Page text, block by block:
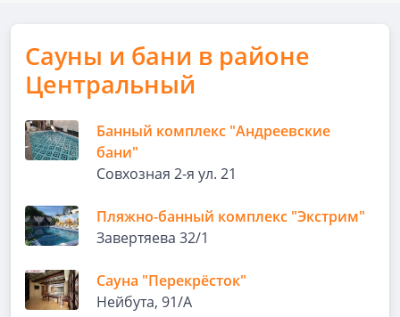
Сауны и бани в районе
Центральный
Банный комплекс "Андреевские
бани"
Совхозная 2-я ул. 21
Пляжно-банный комплекс "Экстрим"
Завертяева 32/1
Сауна "Перекрёсток"
Нейбута, 91/А